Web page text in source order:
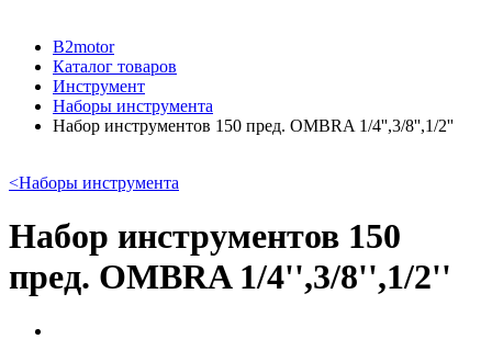
B2motor
Каталог товаров
Инструмент
Наборы инструмента
Набор инструментов 150 пред. OMBRA 1/4'',3/8'',1/2''
<Наборы инструмента
Набор инструментов 150
пред. OMBRA 1/4'',3/8'',1/2''